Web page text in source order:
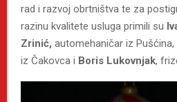
rad i razvoj obrtništva te za
razinu kvalitete usluga primili su
Zrinić, automehaničar iz Pušćina,
iz Čakovca i Boris Lukovnjak,